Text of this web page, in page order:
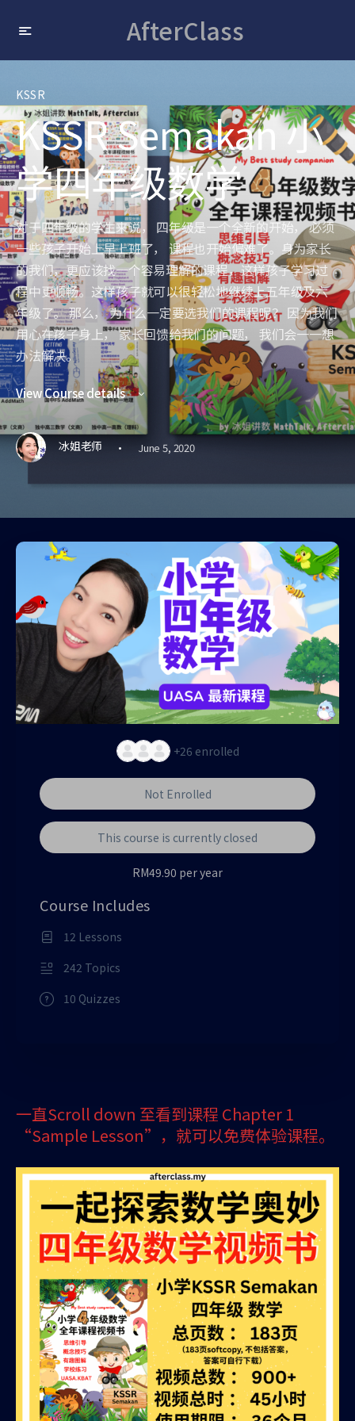
AfterClass
KSSR
KSSR Semakan 小
学四年级数学
对于四年级的学生来说， 四年级是一个全新的开始， 必须
一些孩子开始上早上班了， 课程也开始偏难了。身为家长
的我们，更应该找一个容易理解的课程，这样孩子学习过
程中更顺畅。这样孩子就可以很轻松地继续上五年级及六
年级了。 那么， 为什么一定要选我们的课程呢？ 因为我们
用心在孩子身上， 家长回馈给我们的问题， 我们会一一想
办法解决。
View Course details
冰姐老师 · June 5, 2020
一直Scroll down 至看到课程 Chapter 1
“Sample Lesson”，就可以免费体验课程。
+26 enrolled
Not Enrolled
This course is currently closed
RM49.90 per year
Course Includes
12 Lessons
242 Topics
10 Quizzes